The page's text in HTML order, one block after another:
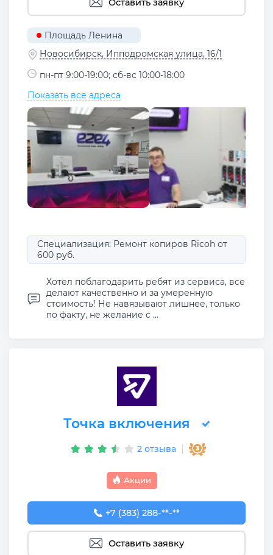
Оставить заявку
Площадь Ленина
Новосибирск, Ипподромская улица, 16/1
пн-пт 9:00-19:00; сб-вс 10:00-18:00
Показать все адреса
Специализация: Ремонт копиров Ricoh от
600 руб.
Хотел поблагодарить ребят из сервиса, все
делают качественно и за умеренную
стоимость! Не навязывают лишнее, только
по факту, не желание с ...
Точка включения
2 отзыва
Акции
+7 (383) 288-88-77
+7 (383) 288-**-**
Оставить заявку